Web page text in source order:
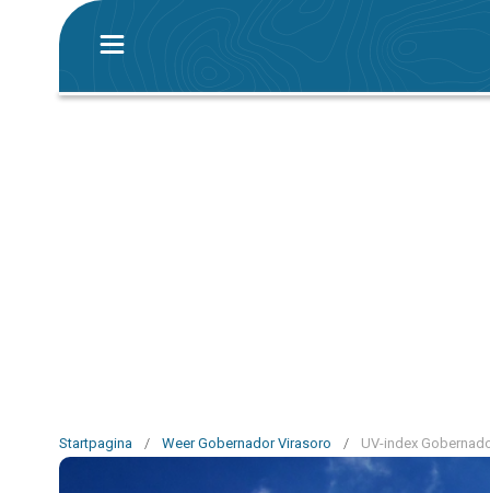
Startpagina / Weer Gobernador Virasoro / UV-index